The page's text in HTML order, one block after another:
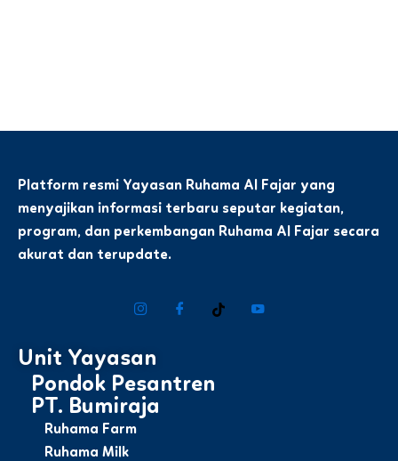
Platform resmi Yayasan Ruhama Al Fajar yang
menyajikan informasi terbaru seputar kegiatan,
program, dan perkembangan Ruhama Al Fajar secara
akurat dan terupdate.
Unit Yayasan
Pondok Pesantren
PT. Bumiraja
Ruhama Farm
Ruhama Milk